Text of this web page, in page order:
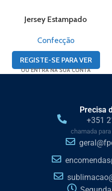
Jersey Estampado
Confecção
REGISTE-SE PARA VER
OU ENTRA NA SUA CONTA
Precisa
+351
chamada para